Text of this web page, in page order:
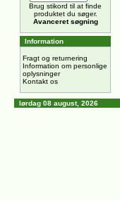
Brug stikord til at finde
produktet du søger.
Avanceret søgning
Information
Fragt og returnering
Information om personlige
oplysninger
Kontakt os
lørdag 08 august, 2026